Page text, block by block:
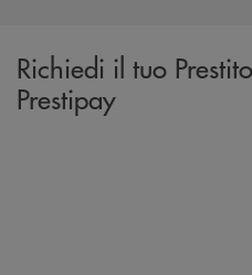
Richiedi il tuo
Prestipay